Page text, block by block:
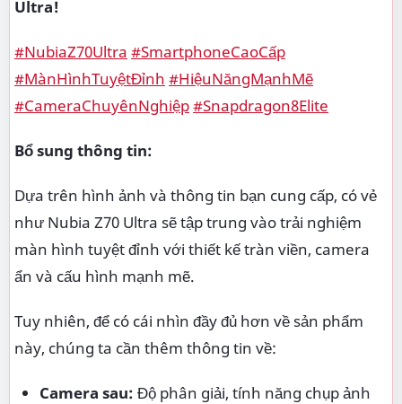
Ultra!
#NubiaZ70Ultra #SmartphoneCaoCấp
#MànHìnhTuyệtĐỉnh #HiệuNăngMạnhMẽ
#CameraChuyênNghiệp#Snapdragon8Elite
Bổ sung thông tin:
Dựa trên hình ảnh và thông tin bạn cung cấp, có vẻ
như Nubia Z70 Ultra sẽ tập trung vào trải nghiệm
màn hình tuyệt đỉnh với thiết kế tràn viền, camera
ẩn và cấu hình mạnh mẽ.
Tuy nhiên, để có cái nhìn đầy đủ hơn về sản phẩm
này, chúng ta cần thêm thông tin về:
Camera sau: Độ phân giải, tính năng chụp ảnh